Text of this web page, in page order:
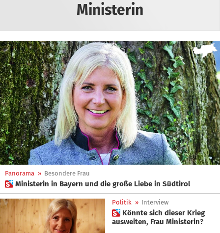
Ministerin
Panorama » Besondere Frau
 Ministerin in Bayern und die große Liebe in Südtirol
Politik » Interview
 Könnte sich dieser Krieg
ausweiten, Frau Ministerin?